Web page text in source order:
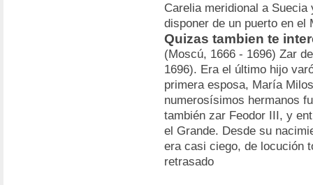
Carelia meridional a
disponer de un puerto en el
Quizas tambien te
(Moscú, 1666 - 1696) Zar
1696). Era el último hijo
primera esposa, María
numerosísimos hermanos
también zar Feodor III, y
el Grande. Desde su
era casi ciego, de locución
retrasado